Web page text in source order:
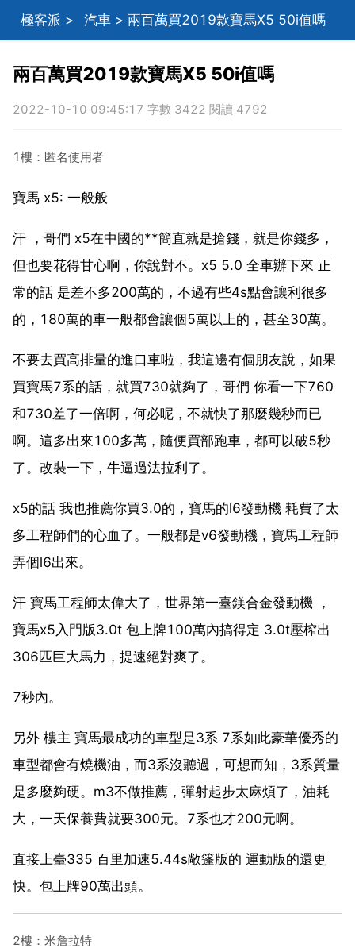
極客派 > 汽車 > 兩百萬買2019款寶馬X5 50i值嗎
兩百萬買2019款寶馬X5 50i值嗎
2022-10-10 09:45:17 字數 3422 閱讀 4792
1樓：匿名使用者
寶馬 x5: 一般般
汗 ，哥們 x5在中國的**簡直就是搶錢，就是你錢多，
但也要花得甘心啊，你說對不。x5 5.0 全車辦下來 正
常的話 是差不多200萬的，不過有些4s點會讓利很多
的，180萬的車一般都會讓個5萬以上的，甚至30萬。
不要去買高排量的進口車啦，我這邊有個朋友說，如果
買寶馬7系的話，就買730就夠了，哥們 你看一下760
和730差了一倍啊，何必呢，不就快了那麼幾秒而已
啊。這多出來100多萬，隨便買部跑車，都可以破5秒
了。改裝一下，牛逼過法拉利了。
x5的話 我也推薦你買3.0的，寶馬的l6發動機 耗費了太
多工程師們的心血了。一般都是v6發動機，寶馬工程師
弄個l6出來。
汗 寶馬工程師太偉大了，世界第一臺鎂合金發動機 ，
寶馬x5入門版3.0t 包上牌100萬內搞得定 3.0t壓榨出
306匹巨大馬力，提速絕對爽了。
7秒內。
另外 樓主 寶馬最成功的車型是3系 7系如此豪華優秀的
車型都會有燒機油，而3系沒聽過，可想而知，3系質量
是多麼夠硬。m3不做推薦，彈射起步太麻煩了，油耗
大，一天保養費就要300元。7系也才200元啊。
直接上臺335 百里加速5.44s敞篷版的 運動版的還更
快。包上牌90萬出頭。
2樓：米詹拉特